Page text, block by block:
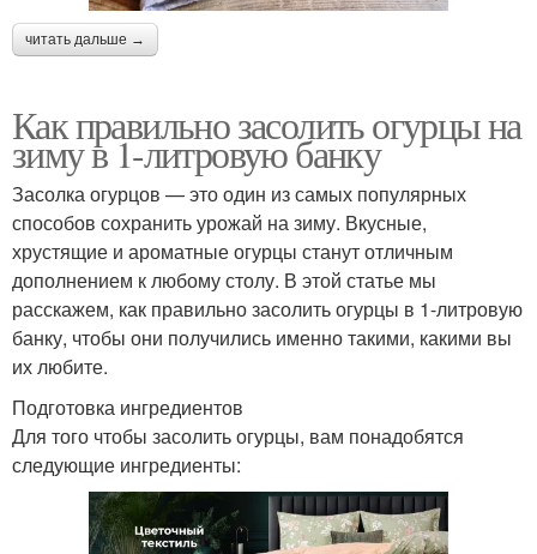
читать дальше →
Как правильно засолить огурцы на
зиму в 1-литровую банку
Засолка огурцов — это один из самых популярных
способов сохранить урожай на зиму. Вкусные,
хрустящие и ароматные огурцы станут отличным
дополнением к любому столу. В этой статье мы
расскажем, как правильно засолить огурцы в 1-литровую
банку, чтобы они получились именно такими, какими вы
их любите.
Подготовка ингредиентов
Для того чтобы засолить огурцы, вам понадобятся
следующие ингредиенты: